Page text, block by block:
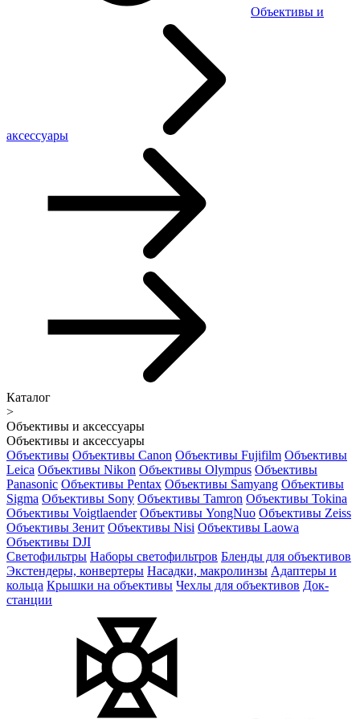
Объективы и
аксессуары
Каталог
>
Объективы и аксессуары
Объективы и аксессуары
Объективы Объективы Canon Объективы Fujifilm Объективы
Leica Объективы Nikon Объективы Olympus Объективы
Panasonic Объективы Pentax Объективы Samyang Объективы
Sigma Объективы Sony Объективы Tamron Объективы Tokina
Объективы Voigtlaender Объективы YongNuo Объективы Zeiss
Объективы Зенит Объективы Nisi Объективы Laowa
Объективы DJI
Светофильтры Наборы светофильтров Бленды для объективов
Экстендеры, конвертеры Насадки, макролинзы Адаптеры и
кольца Крышки на объективы Чехлы для объективов Док-
станции